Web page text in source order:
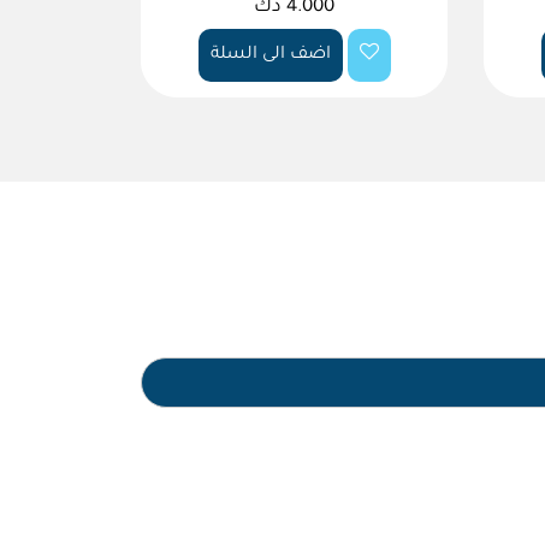
4.000 دك
اضف الى السلة